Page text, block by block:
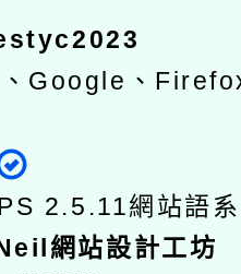
Google、
2.5.11網站語
網站設計工坊